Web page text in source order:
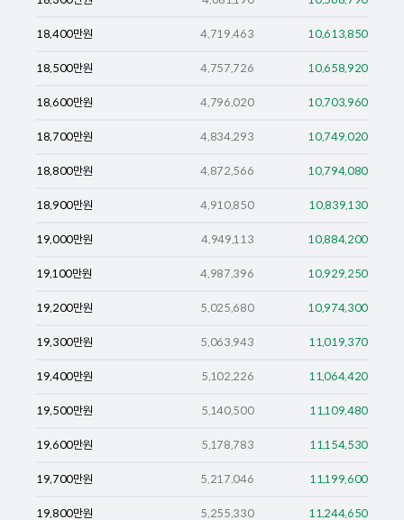
18,400만원 4,719,463 10,613,850
18,500만원 4,757,726 10,658,920
18,600만원 4,796,020 10,703,960
18,700만원 4,834,293 10,749,020
18,800만원 4,872,566 10,794,080
18,900만원 4,910,850 10,839,130
19,000만원 4,949,113 10,884,200
19,100만원 4,987,396 10,929,250
19,200만원 5,025,680 10,974,300
19,300만원 5,063,943 11,019,370
19,400만원 5,102,226 11,064,420
19,500만원 5,140,500 11,109,480
19,600만원 5,178,783 11,154,530
19,700만원 5,217,046 11,199,600
19,800만원 5,255,330 11,244,650